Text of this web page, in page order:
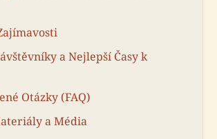
a Nejlepší Časy k
Otázky (FAQ)
a Média